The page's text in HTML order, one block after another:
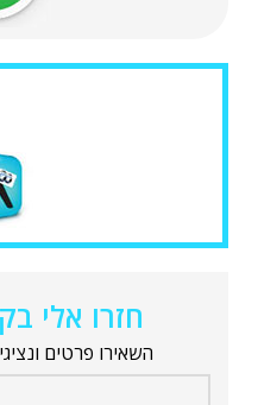
חזרו אלי
השאירו פרטים